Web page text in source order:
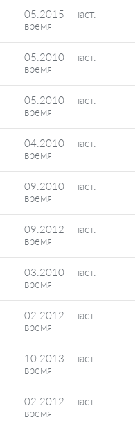
05.2015 - наст.
время
05.2010 - наст.
время
05.2010 - наст.
время
04.2010 - наст.
время
09.2010 - наст.
время
09.2012 - наст.
время
03.2010 - наст.
время
02.2012 - наст.
время
10.2013 - наст.
время
02.2012 - наст.
время